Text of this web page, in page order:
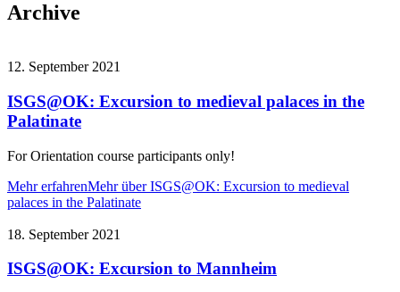
Archive
12. September 2021
ISGS@OK: Excursion to medieval palaces in the
Palatinate
For Orientation course participants only!
Mehr erfahrenMehr über ISGS@OK: Excursion to medieval
palaces in the Palatinate
18. September 2021
ISGS@OK: Excursion to Mannheim